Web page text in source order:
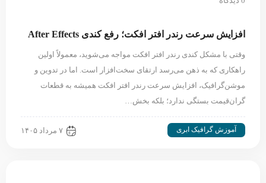
0 دیدگاه
افزایش سرعت رندر افتر افکت؛ رفع کندی After Effects
وقتی با مشکل کندی رندر افتر افکت مواجه می‌شوید، معمولاً اولین
راهکاری که به ذهن می‌رسد ارتقای سخت‌افزار است. اما در تدوین و
موشن‌گرافیک، افزایش سرعت رندر افتر افکت همیشه به قطعات
گران‌قیمت بستگی ندارد؛ بلکه بخش…
آموزش گرافیک ابری ۷ مرداد ۱۴۰۵